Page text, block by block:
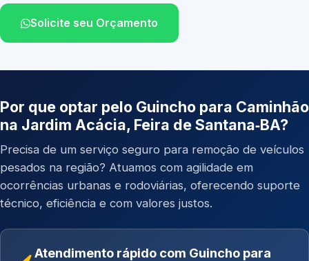
Solicite seu Orçamento
Por que optar pelo Guincho para Caminhão
na Jardim Acácia, Feira de Santana‑BA?
Precisa de um serviço seguro para remoção de veículos
pesados na região? Atuamos com agilidade em
ocorrências urbanas e rodoviárias, oferecendo suporte
técnico, eficiência e com valores justos.
Atendimento rápido com Guincho para